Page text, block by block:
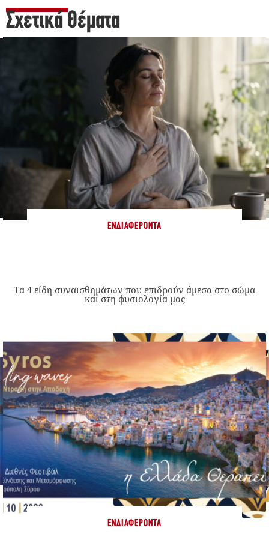
Σχετικά Θέματα
ΕΝΔΙΑΦΈΡΟΝΤΑ
Τα 4 είδη συναισθημάτων που επιδρούν άμεσα στο σώμα
και στη φυσιολογία μας
ΕΝΔΙΑΦΈΡΟΝΤΑ